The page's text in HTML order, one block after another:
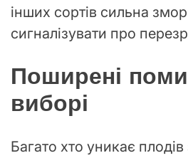
інших сортів сильна
сигналізувати про
Поширені
виборі
Багато хто уникає